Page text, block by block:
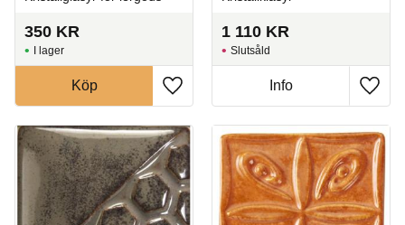
350 KR
Lägg till i favoriter
I lager
Köp
1 110 KR
Lägg
Slutsåld
Info